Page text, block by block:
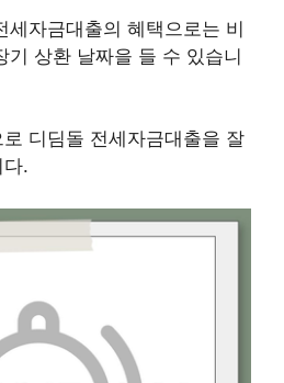
세자금대출의 혜택으로는 비
기 상환 날짜을 들 수 있습니
디딤돌 전세자금대출을 잘
.